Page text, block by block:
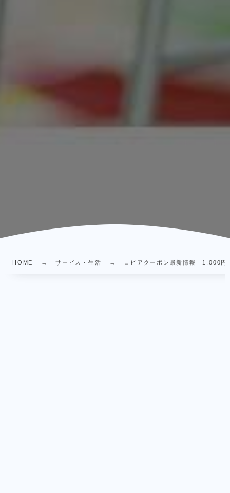
HOME サービス・生活 ロピアクーポン最新情報｜1,000